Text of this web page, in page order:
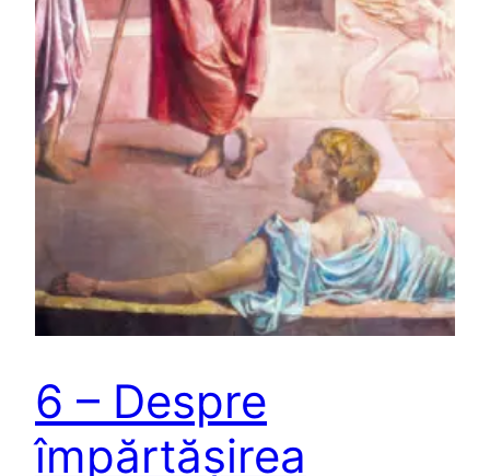
6 – Despre
împărtășirea